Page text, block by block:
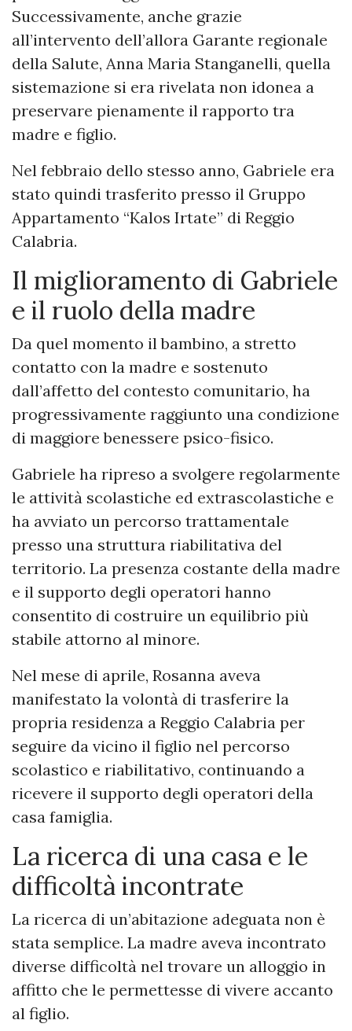
Successivamente, anche grazie
all’intervento dell’allora Garante regionale
della Salute, Anna Maria Stanganelli, quella
sistemazione si era rivelata non idonea a
preservare pienamente il rapporto tra
madre e figlio.
Nel febbraio dello stesso anno, Gabriele era
stato quindi trasferito presso il Gruppo
Appartamento “Kalos Irtate” di Reggio
Calabria.
Il miglioramento di Gabriele
e il ruolo della madre
Da quel momento il bambino, a stretto
contatto con la madre e sostenuto
dall’affetto del contesto comunitario, ha
progressivamente raggiunto una condizione
di maggiore benessere psico-fisico.
Gabriele ha ripreso a svolgere regolarmente
le attività scolastiche ed extrascolastiche e
ha avviato un percorso trattamentale
presso una struttura riabilitativa del
territorio. La presenza costante della madre
e il supporto degli operatori hanno
consentito di costruire un equilibrio più
stabile attorno al minore.
Nel mese di aprile, Rosanna aveva
manifestato la volontà di trasferire la
propria residenza a Reggio Calabria per
seguire da vicino il figlio nel percorso
scolastico e riabilitativo, continuando a
ricevere il supporto degli operatori della
casa famiglia.
La ricerca di una casa e le
difficoltà incontrate
La ricerca di un’abitazione adeguata non è
stata semplice. La madre aveva incontrato
diverse difficoltà nel trovare un alloggio in
affitto che le permettesse di vivere accanto
al figlio.